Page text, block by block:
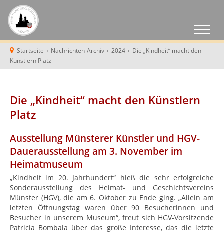
Startseite › Nachrichten-Archiv › 2024 › Die „Kindheit“ macht den
Künstlern Platz
Die „Kindheit“ macht den Künstlern
Platz
Ausstellung Münsterer Künstler und HGV-
Dauerausstellung am 3. November im
Heimatmuseum
„Kindheit im 20. Jahrhundert“ hieß die sehr erfolgreiche
Sonderausstellung des Heimat- und Geschichtsvereins
Münster (HGV), die am 6. Oktober zu Ende ging. „Allein am
letzten Öffnungstag waren über 90 Besucherinnen und
Besucher in unserem Museum“, freut sich HGV-Vorsitzende
Patricia Bombala über das große Interesse, das die letzte